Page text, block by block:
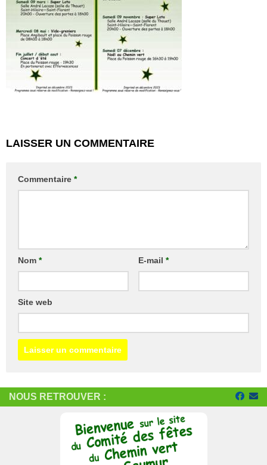
LAISSER UN COMMENTAIRE
Commentaire *
Nom * E-mail *
Site web
NOUS RETROUVER :